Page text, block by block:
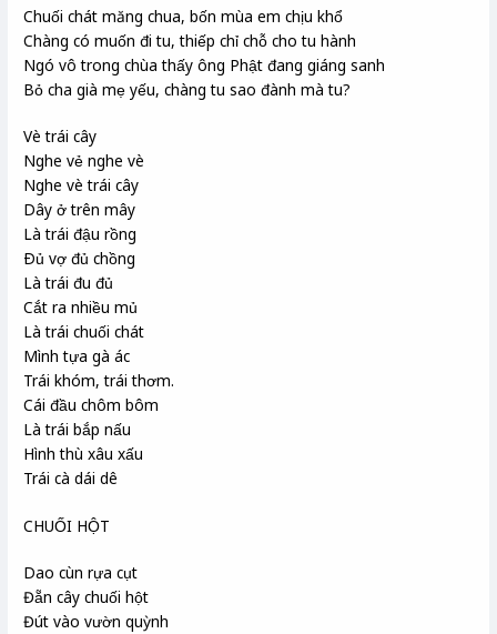
Chuối chát măng chua, bốn mùa em chịu khổ
Chàng có muốn đi tu, thiếp chỉ chỗ cho tu hành
Ngó vô trong chùa thấy ông Phật đang giáng sanh
Bỏ cha già mẹ yếu, chàng tu sao đành mà tu?
Vè trái cây
Nghe vẻ nghe vè
Nghe vè trái cây
Dây ở trên mây
Là trái đậu rồng
Ðủ vợ đủ chồng
Là trái đu đủ
Cắt ra nhiều mủ
Là trái chuối chát
Mình tựa gà ác
Trái khóm, trái thơm.
Cái đầu chôm bôm
Là trái bắp nấu
Hình thù xâu xấu
Trái cà dái dê
CHUỐI HỘT
Dao cùn rựa cụt
Đẵn cây chuối hột
Đút vào vườn quỳnh